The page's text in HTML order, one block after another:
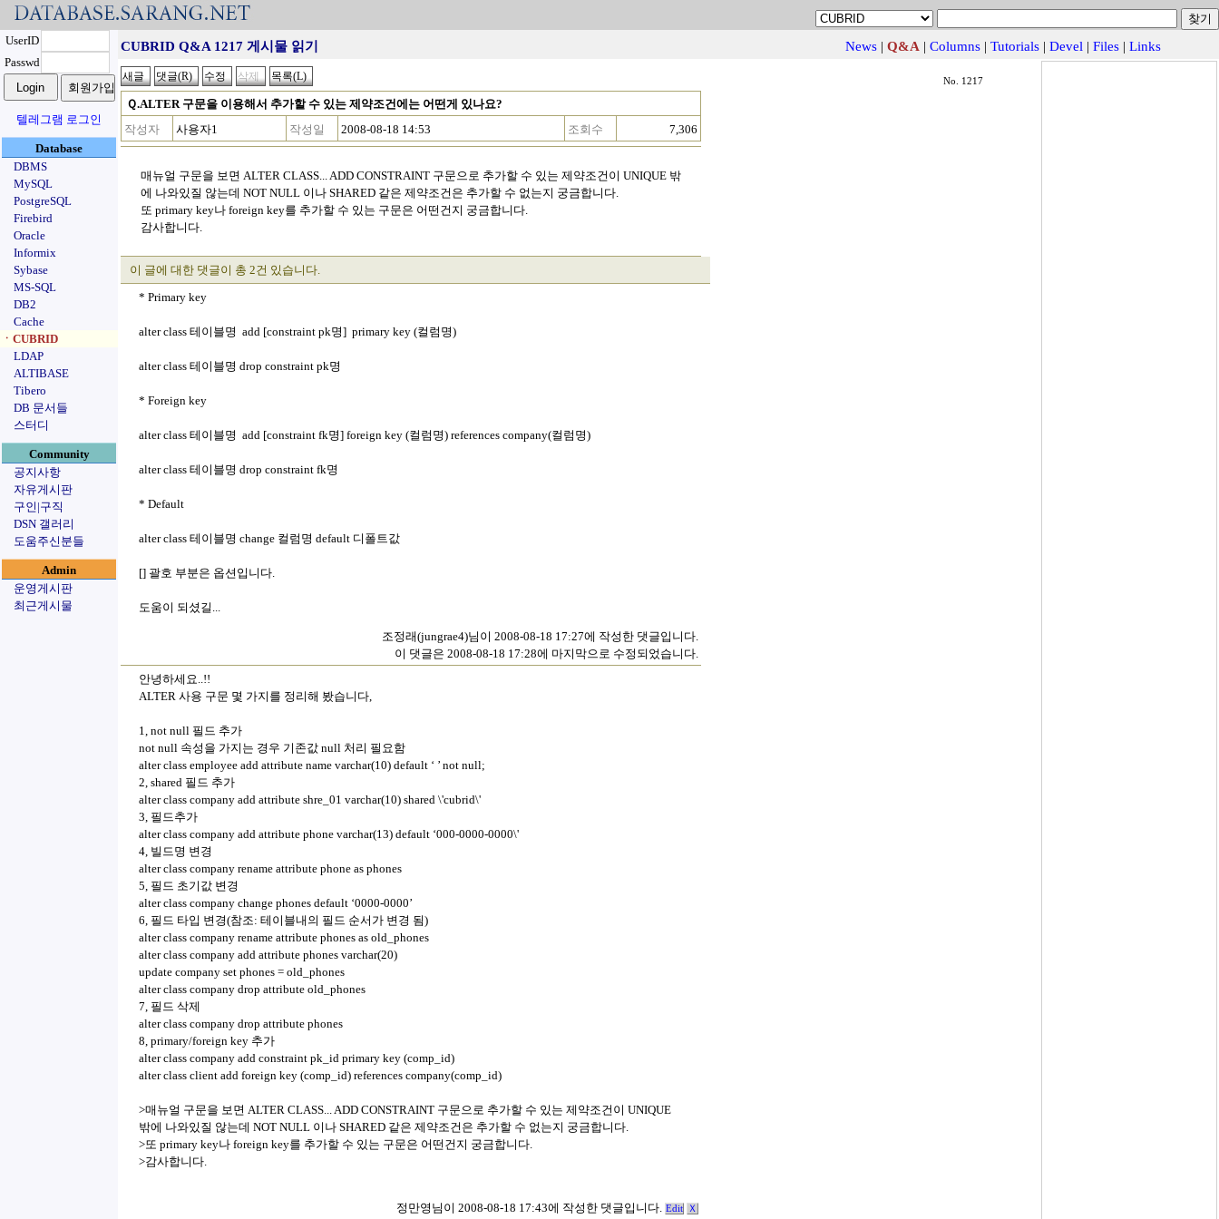
UserID
Passwd
텔레그램 로그인
Database
DBMS
MySQL
PostgreSQL
Firebird
Oracle
Informix
Sybase
MS-SQL
DB2
Cache
ㆍCUBRID
LDAP
ALTIBASE
Tibero
DB 문서들
스터디
Community
공지사항
자유게시판
구인|구직
DSN 갤러리
도움주신분들
Admin
운영게시판
최근게시물
CUBRID Q&A 1217 게시물 읽기 News | Q&A | Columns | Tutorials | Devel | Files | Links
No. 1217
Ｑ.ALTER 구문을 이용해서 추가할 수 있는 제약조건에는 어떤게 있나요?
작성자
사용자1 작성일 2008-08-18 14:53 조회수 7,306
매뉴얼 구문을 보면 ALTER CLASS... ADD CONSTRAINT 구문으로 추가할 수 있는 제약조건이 UNIQUE 밖
에 나와있질 않는데 NOT NULL 이나 SHARED 같은 제약조건은 추가할 수 없는지 궁금합니다.
또 primary key나 foreign key를 추가할 수 있는 구문은 어떤건지 궁금합니다.
감사합니다.
이 글에 대한 댓글이 총 2건 있습니다.
* Primary key
alter class 테이블명 add [constraint pk명] primary key (컬럼명)
alter class 테이블명 drop constraint pk명
* Foreign key
alter class 테이블명 add [constraint fk명] foreign key (컬럼명) references company(컬럼명)
alter class 테이블명 drop constraint fk명
* Default
alter class 테이블명 change 컬럼명 default 디폴트값
[] 괄호 부분은 옵션입니다.
도움이 되셨길...
조정래(jungrae4)님이 2008-08-18 17:27에 작성한 댓글입니다.
이 댓글은 2008-08-18 17:28에 마지막으로 수정되었습니다.
안녕하세요..!!
ALTER 사용 구문 몇 가지를 정리해 봤습니다,
1, not null 필드 추가
not null 속성을 가지는 경우 기존값 null 처리 필요함
alter class employee add attribute name varchar(10) default ‘ ’ not null;
2, shared 필드 추가
alter class company add attribute shre_01 varchar(10) shared \'cubrid\'
3, 필드추가
alter class company add attribute phone varchar(13) default ‘000-0000-0000\'
4, 빌드명 변경
alter class company rename attribute phone as phones
5, 필드 초기값 변경
alter class company change phones default ‘0000-0000’
6, 필드 타입 변경(참조: 테이블내의 필드 순서가 변경 됨)
alter class company rename attribute phones as old_phones
alter class company add attribute phones varchar(20)
update company set phones = old_phones
alter class company drop attribute old_phones
7, 필드 삭제
alter class company drop attribute phones
8, primary/foreign key 추가
alter class company add constraint pk_id primary key (comp_id)
alter class client add foreign key (comp_id) references company(comp_id)
>매뉴얼 구문을 보면 ALTER CLASS... ADD CONSTRAINT 구문으로 추가할 수 있는 제약조건이 UNIQUE
밖에 나와있질 않는데 NOT NULL 이나 SHARED 같은 제약조건은 추가할 수 없는지 궁금합니다.
>또 primary key나 foreign key를 추가할 수 있는 구문은 어떤건지 궁금합니다.
>감사합니다.
정만영님이 2008-08-18 17:43에 작성한 댓글입니다. Edit Ｘ